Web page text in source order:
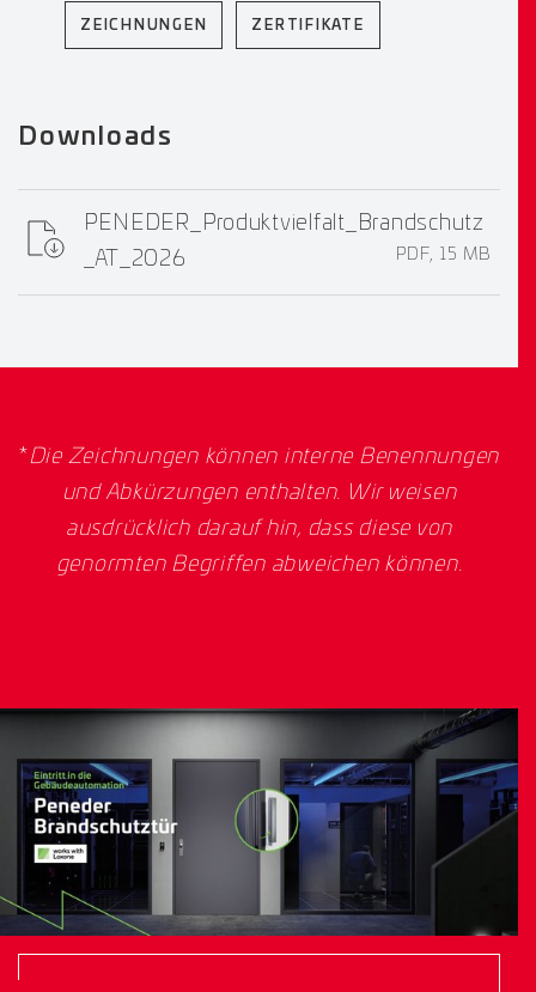
ZEICHNUNGEN ZERTIFIKATE
Downloads
PENEDER_Produktvielfalt_Brandschutz
_AT_2026
PDF, 15 MB
*Die Zeichnungen können interne Benennungen
und Abkürzungen enthalten. Wir weisen
ausdrücklich darauf hin, dass diese von
genormten Begriffen abweichen können.